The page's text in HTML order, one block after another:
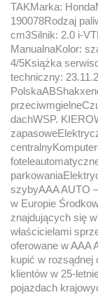
TAKMarka:
190078Rodzaj
cm3Silnik: 2.0 i-
ManualnaKolor:
4/5Książka
techniczny:
dachWSP.
szybyAAA AUTO
w Europie
znajdujących się
właścicielami
oferowane w AAA
kupić w rozsądnej
klientów w 25-
pojazdach